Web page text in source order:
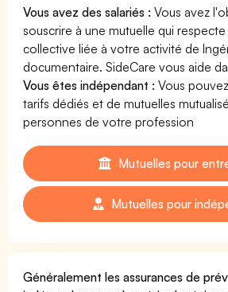
Vous avez des salariés : Vous avez
souscrire à une mutuelle qui
collective liée à votre activité de
documentaire. SideCare vous aide
Vous êtes indépendant : Vous
tarifs dédiés et de mutuelles
personnes de votre profession
Mutuelles pour
Mutuelles pour
Généralement les assurances de